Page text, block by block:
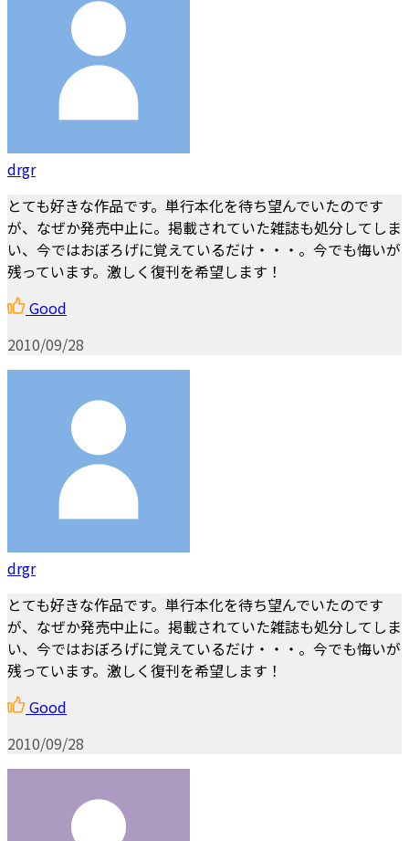
drgr
とても好きな作品です。単行本化を待ち望んでいたのです
が、なぜか発売中止に。掲載されていた雑誌も処分してしま
い、今ではおぼろげに覚えているだけ・・・。今でも悔いが
残っています。激しく復刊を希望します！
Good
2010/09/28
drgr
とても好きな作品です。単行本化を待ち望んでいたのです
が、なぜか発売中止に。掲載されていた雑誌も処分してしま
い、今ではおぼろげに覚えているだけ・・・。今でも悔いが
残っています。激しく復刊を希望します！
Good
2010/09/28